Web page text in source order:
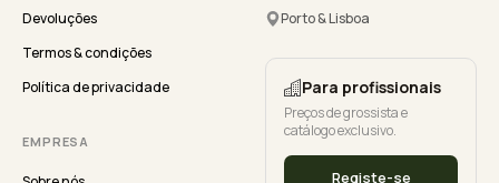
Devoluções
Termos & condições
Política de privacidade
EMPRESA
Porto & Lisboa
Para profissionais
Preços de grossista e
catálogo exclusivo.
Registe-se